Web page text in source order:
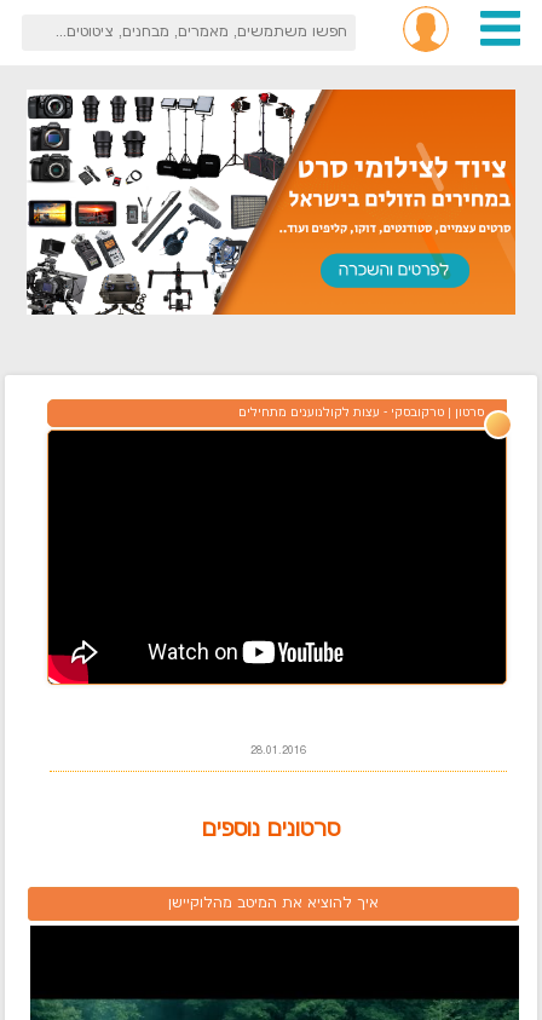
סרטון |טרקובסקי - עצות לקולנוענים מתחילים
28.01.2016
סרטונים נוספים
איך להוציא את המיטב מהלוקיישן